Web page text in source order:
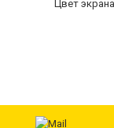
Цвет экрана